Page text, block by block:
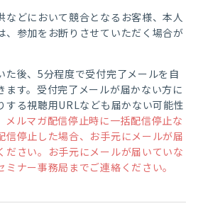
どにおいて競合となるお客様、本人
、参加をお断りさせていただく場合が
後、5分程度で受付完了メールを自
ます。受付完了メールが届かない方に
する視聴用URLなども届かない可能性
メルマガ配信停止時に一括配信停止な
信停止した場合、お手元にメールが届
ださい。お手元にメールが届いていな
ナー事務局までご連絡ください。